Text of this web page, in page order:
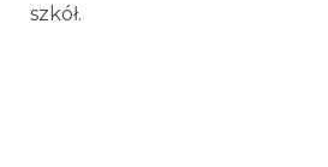
szkół.